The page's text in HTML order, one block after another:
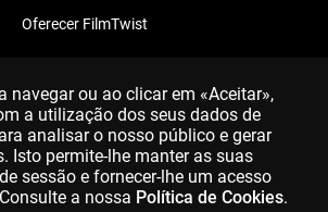
Oferecer FilmTwist
navegar ou ao clicar em «Aceitar»,
a utilização dos seus dados de
analisar o nosso público e gerar
Isto permite-lhe manter as suas
sessão e fornecer-lhe um acesso
a nossa Política de Cookies.